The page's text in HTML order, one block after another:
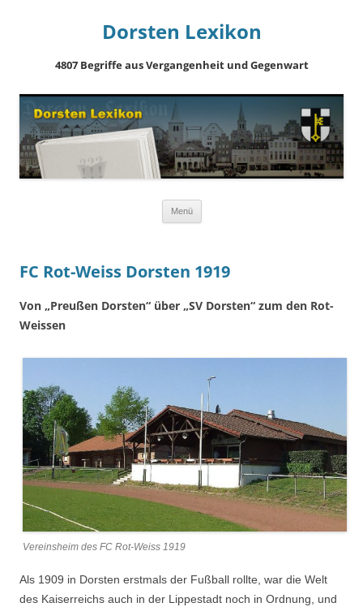
Dorsten Lexikon
4807 Begriffe aus Vergangenheit und Gegenwart
Menü
FC Rot-Weiss Dorsten 1919
Von „Preußen Dorsten“ über „SV Dorsten“ zum den Rot-
Weissen
Vereinsheim des FC Rot-Weiss 1919
Als 1909 in Dorsten erstmals der Fußball rollte, war die Welt
des Kaiserreichs auch in der Lippestadt noch in Ordnung, und